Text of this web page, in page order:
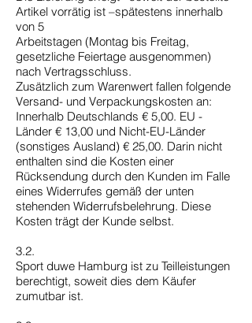
Artikel vorrätig ist –spätestens innerhalb
von 5
Arbeitstagen (Montag bis Freitag,
gesetzliche Feiertage ausgenommen)
nach Vertragsschluss.
Zusätzlich zum Warenwert fallen folgende
Versand- und Verpackungskosten an:
Innerhalb Deutschlands € 5,00. EU -
Länder € 13,00 und Nicht-EU-Länder
(sonstiges Ausland) € 25,00. Darin nicht
enthalten sind die Kosten einer
Rücksendung durch den Kunden im Falle
eines Widerrufes gemäß der unten
stehenden Widerrufsbelehrung. Diese
Kosten trägt der Kunde selbst.
3.2.
Sport duwe Hamburg ist zu Teilleistungen
berechtigt, soweit dies dem Käufer
zumutbar ist.